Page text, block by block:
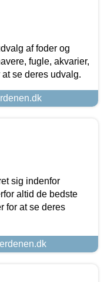
af foder og
fugle, akvarier,
se deres udvalg.
sig indenfor
altid de bedste
for at se deres